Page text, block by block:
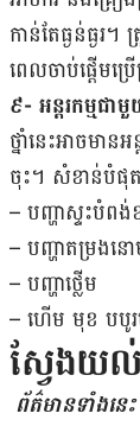
កាន់​តែ​​ធ្ងន់ធ្ងរ
ពេល​ចាប់​ផ្តើម​ប្រ
៩- ​​អន្តរ​កម្ម​ជ
ថ្នាំ​នេះ​អាច​មាន​
ចុះ។ សំខាន់​បំផុត
– បញ្ហា​ស្ទះ​បំ
– បញ្ហា​តម្រង​ន
– បញ្ហា​ថ្លើម
– ហើម មុខ បបូ
ស្វែងយល់
ព័ត៌មាន​ទាំងនេ